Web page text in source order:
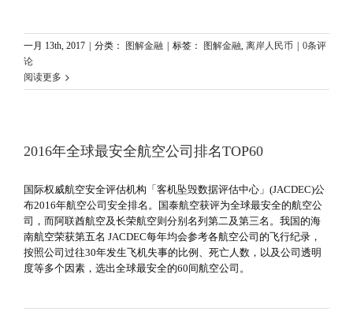
一月 13th, 2017 分类： 图解金融 标签： 图解金融, 离岸人民币
0条评
论
阅读更多
2016年全球最安全航空公司排名TOP60
国际权威航空安全评估机构「客机坠毁数据评估中心」(JACDEC)公
布2016年航空公司安全排名。国泰航空获评为全球最安全的航空公
司，而阿联酋航空及长荣航空则分别名列第二及第三名。我国的海
南航空荣获第五名 JACDEC每年均会参考各航空公司的飞行纪录，
按照公司过往30年发生飞机失事的比例、死亡人数，以及公司透明
度等多个因素，选出全球最安全的60间航空公司。